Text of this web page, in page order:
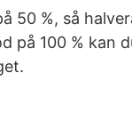
50 %, så
på 100 % kan